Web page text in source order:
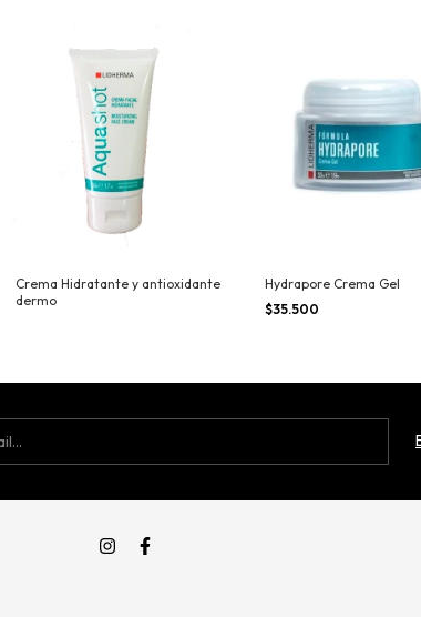
Crema Hidratante y antioxidante
dermo
Hydrapore Crema Gel
$35.500